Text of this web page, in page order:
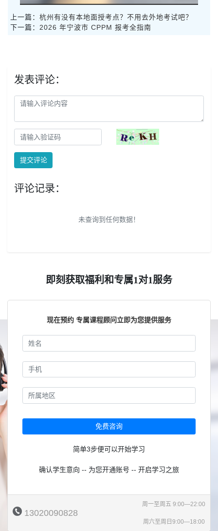
上一篇： 杭州有没有本地面授考点？不用去外地考试吧？
下一篇： 2026 年宁波市 CPPM 报考全指南
发表评论：
提交评论
评论记录：
未查询到任何数据！
即刻获取福利和专属1对1服务
现在预约 专属课程顾问立即为您提供服务
免费咨询
简单3步便可以开始学习
确认学生意向 -- 为您开通账号 -- 开启学习之旅
13020090828
周一至周五 9:00—22:00
周六至周日9:00—18:00